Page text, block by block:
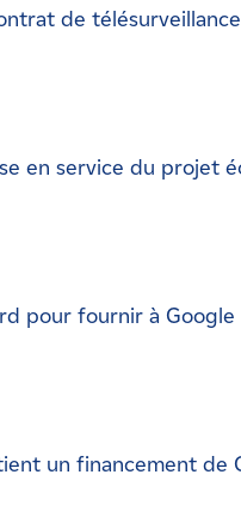
de
en service du projet
pour fournir à
un financement de